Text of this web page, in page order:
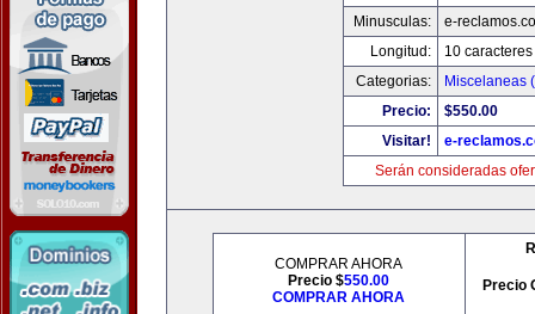
Minusculas:
e-
Longitud:
10 caracteres
Categorias:
Miscelaneas
Precio:
$550.00
Visitar!
e-
Serán consideradas
COMPRAR AHORA
Precio $550.00
COMPRAR AHORA
Precio